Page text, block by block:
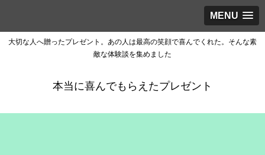
MENU
大切な人へ贈ったプレゼント。あの人は最高の笑顔で喜んでくれた。そんな素
敵な体験談を集めました
本当に喜んでもらえたプレゼント